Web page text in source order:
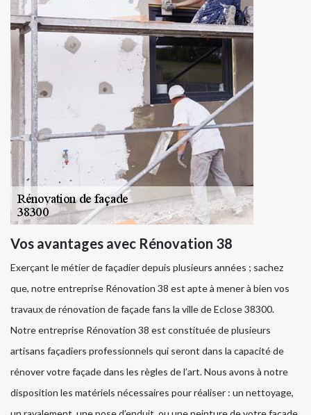
Vos avantages avec Rénovation 38
Exerçant le métier de façadier depuis plusieurs années ; sachez
que, notre entreprise Rénovation 38 est apte à mener à bien vos
travaux de rénovation de façade fans la ville de Eclose 38300.
Notre entreprise Rénovation 38 est constituée de plusieurs
artisans façadiers professionnels qui seront dans la capacité de
rénover votre façade dans les règles de l’art. Nous avons à notre
disposition les matériels nécessaires pour réaliser : un nettoyage,